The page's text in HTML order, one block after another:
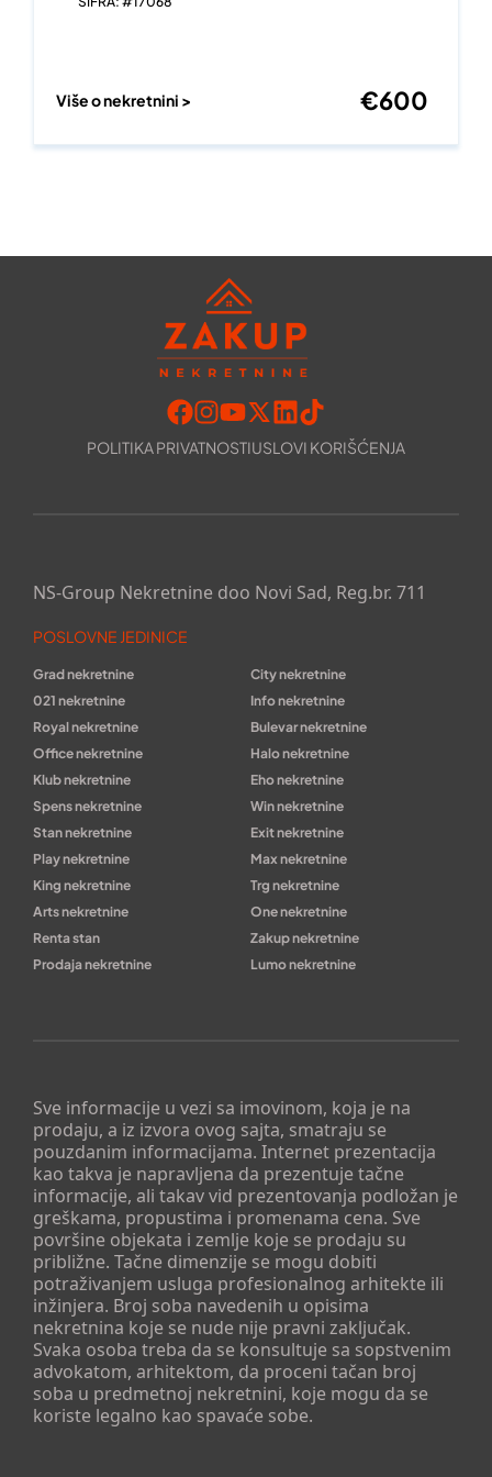
Više o nekretnini > €600
POLITIKA PRIVATNOSTIUSLOVI KORIŠĆENJA
Sve informacije u vezi sa imovinom, koja je na
prodaju, a iz izvora ovog sajta, smatraju se
pouzdanim informacijama. Internet prezentacija
kao takva je napravljena da prezentuje tačne
informacije, ali takav vid prezentovanja podložan je
greškama, propustima i promenama cena. Sve
površine objekata i zemlje koje se prodaju su
približne. Tačne dimenzije se mogu dobiti
potraživanjem usluga profesionalnog arhitekte ili
inžinjera. Broj soba navedenih u opisima
nekretnina koje se nude nije pravni zaključak.
Svaka osoba treba da se konsultuje sa sopstvenim
advokatom, arhitektom, da proceni tačan broj
soba u predmetnoj nekretnini, koje mogu da se
koriste legalno kao spavaće sobe.
NS-Group Nekretnine doo Novi Sad, Reg.br. 711
POSLOVNE JEDINICE
Grad nekretnine
City nekretnine
021 nekretnine
Info nekretnine
Royal nekretnine
Bulevar nekretnine
Office nekretnine
Halo nekretnine
Klub nekretnine
Eho nekretnine
Spens nekretnine
Win nekretnine
Stan nekretnine
Exit nekretnine
Play nekretnine
Max nekretnine
King nekretnine
Trg nekretnine
Arts nekretnine
One nekretnine
Renta stan
Zakup nekretnine
Prodaja nekretnine
Lumo nekretnine